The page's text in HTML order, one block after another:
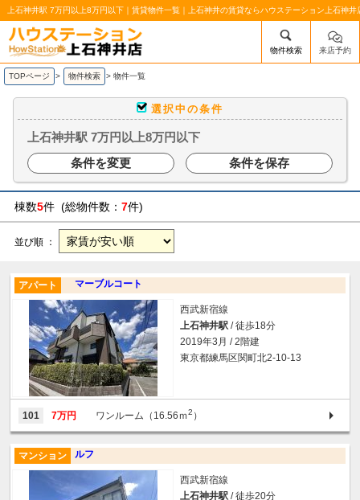
上石神井駅 7万円以上8万円以下｜賃貸物件一覧｜上石神井の賃貸ならハウステーション上石神井
/mobile_img/head-logo.png
物件検索 来店予約
TOPページ > 物件検索 > 物件一覧
選択中の条件
上石神井駅 7万円以上8万円以下
条件を変更
条件を保存
棟数5件 (総物件数： 7件)
並び順 ：
マーブルコート
アパート
西武新宿線
上石神井駅 / 徒歩18分
2019年3月 / 2階建
東京都練馬区関町北2-10-13
101 7万円 ワンルーム（16.56ｍ2 ）
ルフ
マンション
西武新宿線
上石神井駅 / 徒歩20分